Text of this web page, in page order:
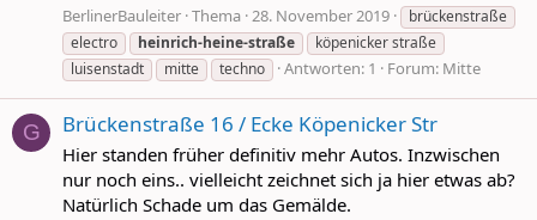
BerlinerBauleiter Thema 28. November 2019
brückenstraße
electro
heinrich-heine-straße
köpenicker straße
luisenstadt
mitte techno Antworten: 1 Forum: Mitte
G Brückenstraße 16 / Ecke Köpenicker Str
Hier standen früher definitiv mehr Autos. Inzwischen
nur noch eins.. vielleicht zeichnet sich ja hier etwas ab?
Natürlich Schade um das Gemälde.